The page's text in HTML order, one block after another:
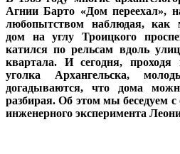
Агнии Барто «Дом переехал»,
любопытством наблюдая, как
дом на углу Троицкого
катился по рельсам вдоль
квартала. И сегодня,
уголка Архангельска,
догадываются, что дома
разбирая. Об этом мы беседуем с
инженерного эксперимента